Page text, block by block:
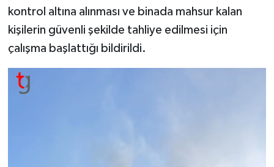
kontrol altına alınması ve binada mahsur kalan
kişilerin güvenli şekilde tahliye edilmesi için
çalışma başlattığı bildirildi.